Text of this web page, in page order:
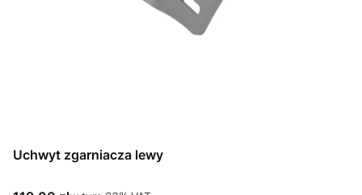
Uchwyt zgarniacza lewy